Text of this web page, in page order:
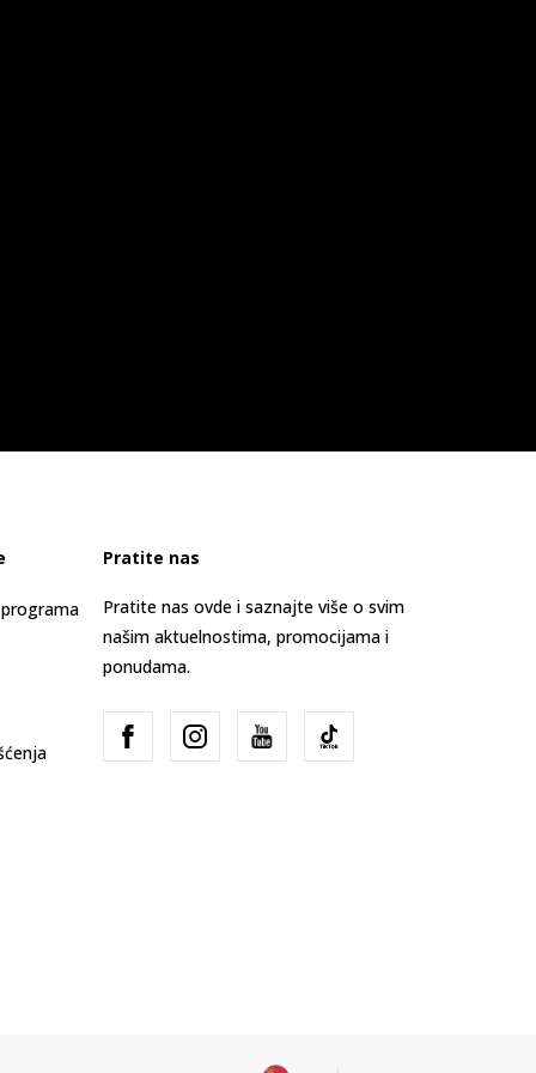
Pratite nas
Pratite nas ovde i saznajte više o svim
našim aktuelnostima, promocijama i
ponudama.